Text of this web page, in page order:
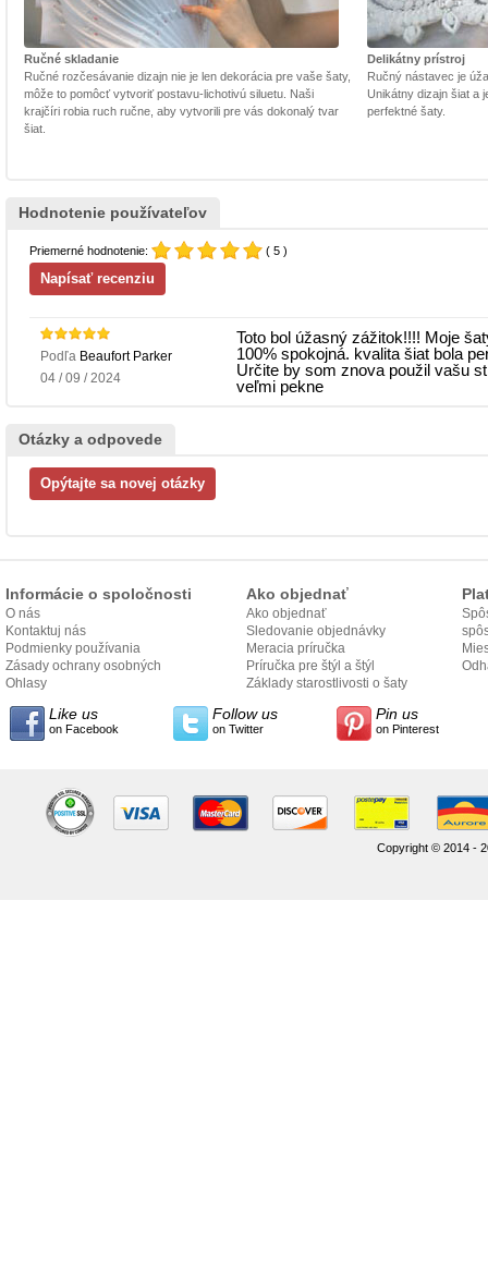
Ručné skladanie
Ručné rozčesávanie dizajn nie je len dekorácia pre vaše šaty,
môže to pomôcť vytvoriť postavu-lichotivú siluetu. Naši
krajčíri robia ruch ručne, aby vytvorili pre vás dokonalý tvar
šiat.
Delikátny prístroj
Ručný nástavec je
Unikátny dizajn šiat a
perfektné šaty.
Hodnotenie používateľov
Priemerné hodnotenie: ( 5 )
Podľa Beaufort Parker
04 / 09 / 2024
Toto bol úžasný zážitok!!!! Moje
100% spokojná. kvalita šiat bola
Určite by som znova použil vašu
veľmi pekne
Otázky a odpovede
Informácie o spoločnosti
O nás
Kontaktuj nás
Podmienky používania
Zásady ochrany osobných
údajov
Ohlasy
Ako objednať
Ako objednať
Sledovanie objednávky
Meracia príručka
Príručka pre štýl a štýl
Základy starostlivosti o šaty
Like us
on Facebook
Follow us
on Twitter
Pin us
on Pinterest
Copyright © 2014 -